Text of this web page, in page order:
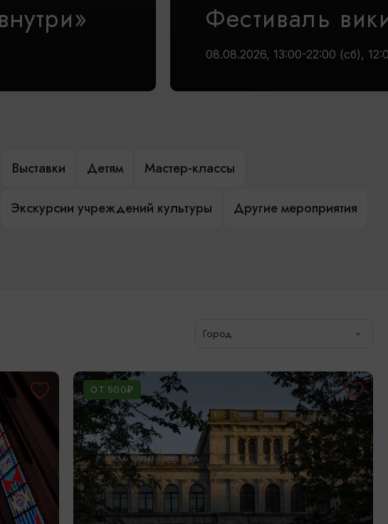
Фестиваль
08.08.2026, 13:00-22:00 (сб),
Выставки Детям Мастер-классы
Экскурсии учреждений культуры Другие мероприятия
Город
ОТ 500₽